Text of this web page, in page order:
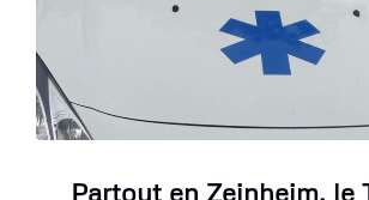
Partout en Zeinheim, le